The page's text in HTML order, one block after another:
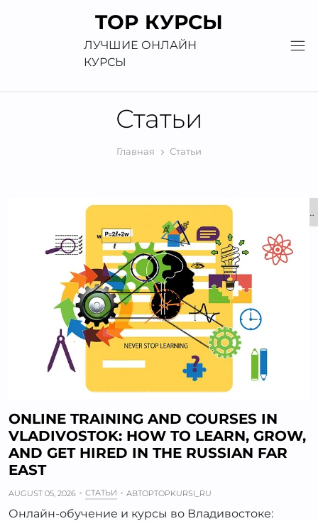
TOP КУРСЫ
ЛУЧШИЕ ОНЛАЙН
КУРСЫ
Статьи
Главная Статьи
ONLINE TRAINING AND COURSES IN
VLADIVOSTOK: HOW TO LEARN, GROW,
AND GET HIRED IN THE RUSSIAN FAR
EAST
AUGUST 05, 2026 СТАТЬИ АВТОРTOPKURSI_RU
Онлайн-обучение и курсы во Владивостоке:
…